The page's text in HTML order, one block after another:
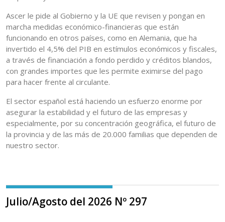
Ascer le pide al Gobierno y la UE que revisen y pongan en
marcha medidas económico-financieras que están
funcionando en otros países, como en Alemania, que ha
invertido el 4,5% del PIB en estímulos económicos y fiscales,
a través de financiación a fondo perdido y créditos blandos,
con grandes importes que les permite eximirse del pago
para hacer frente al circulante.
El sector español está haciendo un esfuerzo enorme por
asegurar la estabilidad y el futuro de las empresas y
especialmente, por su concentración geográfica, el futuro de
la provincia y de las más de 20.000 familias que dependen de
nuestro sector.
Julio/Agosto del 2026 Nº 297